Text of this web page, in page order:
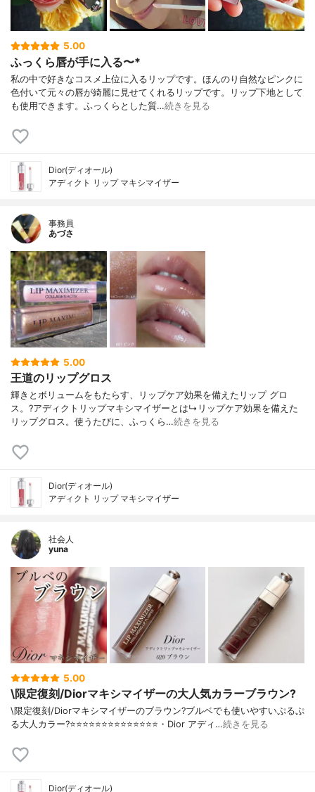
5.00
ふっくら唇が手に入る〜*
私の中で好きなコスメ上位に入るリップです。ほんのり自然なピンクに
色付いて元々の唇が綺麗に見せてくれるリップです。リップ下地として
も使用できます。ふっくらとした質…続きを見る
Dior(ディオール)
アディクト リップ マキシマイザー
事務員
あづさ
5.00
王道のリップグロス
輝きとボリュームをもたらす、リップケア効果を備えたリップ グロ
ス。?アディクトリップマキシマイザーとは↳リップケア効果を備えた
リップグロス。使うたびに、ふっくら…続きを見る
Dior(ディオール)
アディクト リップ マキシマイザー
社会人
yuna
5.00
\限定復刻/Diorマキシマイザーの大人気カラーブラウン?
\限定復刻/Diorマキシマイザーのブラウン?ブルベでも使いやすいぷるぷ
る大人カラー?⭐️⭐️⭐️⭐️⭐️⭐️⭐️⭐️⭐️⭐️⭐️⭐️⭐️⭐️・Dior アディ…続きを見る
Dior(ディオール)